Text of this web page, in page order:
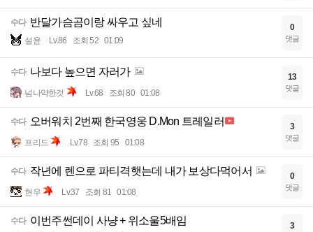
수다 반달가슴곰이랑 싸우고 싶네
설윤 Lv.86 조회 52 01:09
0
댓글
수다 나보다 높으면 자러가
넘나약한것 Lv.68 조회 80 01:08
13
댓글
수다 오버워치 2번째 한국영웅 D.Mon 트레일러
프리드 Lv.78 조회 95 01:08
3
댓글
수다 작년에 렌으로 파티격햇는데 내가 보상다먹어서
현우 Lv.37 조회 81 01:08
0
댓글
수다 이번주썬데이 사냥 + 위소울5배임 3